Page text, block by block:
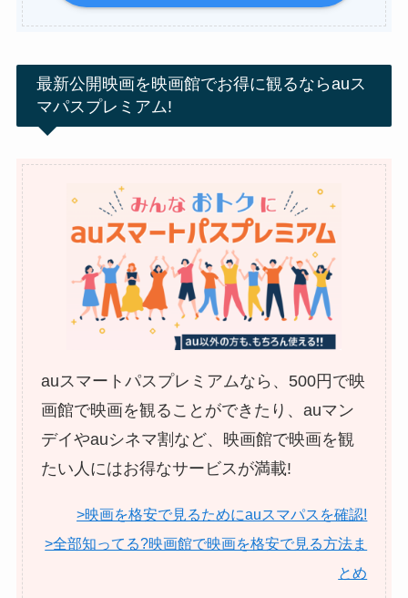
最新公開映画を映画館でお得に観るならauス
マパスプレミアム!
auスマートパスプレミアムなら、500円で映
画館で映画を観ることができたり、auマン
デイやauシネマ割など、映画館で映画を観
たい人にはお得なサービスが満載!
>映画を格安で見るためにauスマパスを確認!
>全部知ってる?映画館で映画を格安で見る方法ま
とめ